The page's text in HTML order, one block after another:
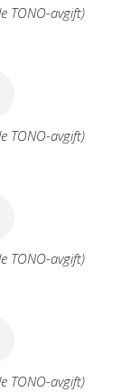
TONO-avgift)
TONO-avgift)
TONO-avgift)
TONO-avgift)